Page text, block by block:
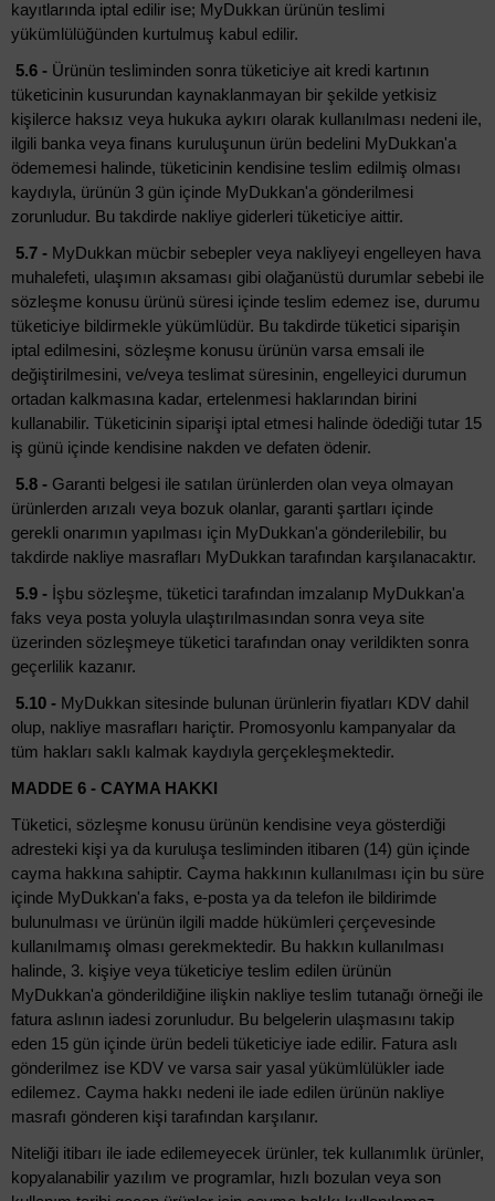
kayıtlarında iptal edilir ise; MyDukkan ürünün teslimi
yükümlülüğünden kurtulmuş kabul edilir.
5.6 - Ürünün tesliminden sonra tüketiciye ait kredi kartının
tüketicinin kusurundan kaynaklanmayan bir şekilde yetkisiz
kişilerce haksız veya hukuka aykırı olarak kullanılması nedeni ile,
ilgili banka veya finans kuruluşunun ürün bedelini MyDukkan'a
ödememesi halinde, tüketicinin kendisine teslim edilmiş olması
kaydıyla, ürünün 3 gün içinde MyDukkan'a gönderilmesi
zorunludur. Bu takdirde nakliye giderleri tüketiciye aittir.
5.7 - MyDukkan mücbir sebepler veya nakliyeyi engelleyen hava
muhalefeti, ulaşımın aksaması gibi olağanüstü durumlar sebebi ile
sözleşme konusu ürünü süresi içinde teslim edemez ise, durumu
tüketiciye bildirmekle yükümlüdür. Bu takdirde tüketici siparişin
iptal edilmesini, sözleşme konusu ürünün varsa emsali ile
değiştirilmesini, ve/veya teslimat süresinin, engelleyici durumun
ortadan kalkmasına kadar, ertelenmesi haklarından birini
kullanabilir. Tüketicinin siparişi iptal etmesi halinde ödediği tutar 15
iş günü içinde kendisine nakden ve defaten ödenir.
5.8 - Garanti belgesi ile satılan ürünlerden olan veya olmayan
ürünlerden arızalı veya bozuk olanlar, garanti şartları içinde
gerekli onarımın yapılması için MyDukkan'a gönderilebilir, bu
takdirde nakliye masrafları MyDukkan tarafından karşılanacaktır.
5.9 - İşbu sözleşme, tüketici tarafından imzalanıp MyDukkan'a
faks veya posta yoluyla ulaştırılmasından sonra veya site
üzerinden sözleşmeye tüketici tarafından onay verildikten sonra
geçerlilik kazanır.
5.10 - MyDukkan sitesinde bulunan ürünlerin fiyatları KDV dahil
olup, nakliye masrafları hariçtir. Promosyonlu kampanyalar da
tüm hakları saklı kalmak kaydıyla gerçekleşmektedir.
MADDE 6 - CAYMA HAKKI
Tüketici, sözleşme konusu ürünün kendisine veya gösterdiği
adresteki kişi ya da kuruluşa tesliminden itibaren (14) gün içinde
cayma hakkına sahiptir. Cayma hakkının kullanılması için bu süre
içinde MyDukkan'a faks, e-posta ya da telefon ile bildirimde
bulunulması ve ürünün ilgili madde hükümleri çerçevesinde
kullanılmamış olması gerekmektedir. Bu hakkın kullanılması
halinde, 3. kişiye veya tüketiciye teslim edilen ürünün
MyDukkan'a gönderildiğine ilişkin nakliye teslim tutanağı örneği ile
fatura aslının iadesi zorunludur. Bu belgelerin ulaşmasını takip
eden 15 gün içinde ürün bedeli tüketiciye iade edilir. Fatura aslı
gönderilmez ise KDV ve varsa sair yasal yükümlülükler iade
edilemez. Cayma hakkı nedeni ile iade edilen ürünün nakliye
masrafı gönderen kişi tarafından karşılanır.
Niteliği itibarı ile iade edilemeyecek ürünler, tek kullanımlık ürünler,
kopyalanabilir yazılım ve programlar, hızlı bozulan veya son